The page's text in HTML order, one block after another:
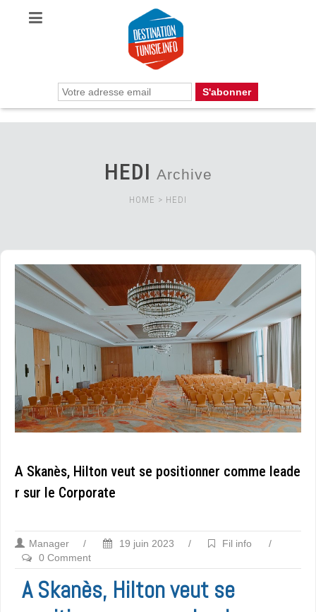
HEDI Archive
HOME > HEDI
A Skanès, Hilton veut se positionner comme leade
r sur le Corporate
Manager / 19 juin 2023 / Fil info
/
0 Comment
A Skanès, Hilton veut se